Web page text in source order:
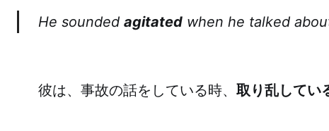
He sounded agitated when he talked
彼は、事故の話をしている時、 取り乱してい